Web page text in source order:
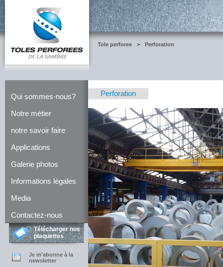
Tole perforee > Perforation
Qui sommes-nous?
Notre métier
notre savoir faire
Applications
Galerie photos
Informations légales
Media
Contactez-nous
Télécharger nos
plaquettes
Je m'abonne à la
newsletter
Perforation